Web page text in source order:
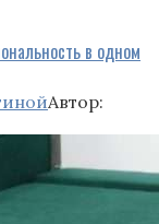
в одном
Автор: